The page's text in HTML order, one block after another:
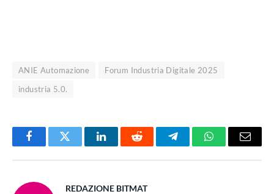
ANIE Automazione
Forum Industria Digitale 2025
industria 5.0.
FacebookTwitter LinkedInReddit TelegramWhatsAppEmail
REDAZIONE BITMAT